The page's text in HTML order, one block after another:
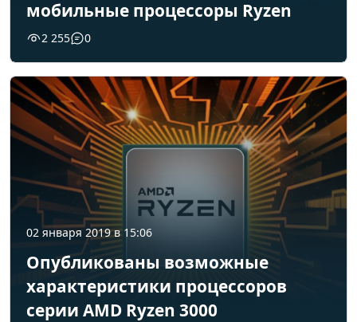
мобильные процессоры Ryzen
2 255 0
02 января 2019 в 15:06
Опубликованы возможные
характеристики процессоров
серии AMD Ryzen 3000